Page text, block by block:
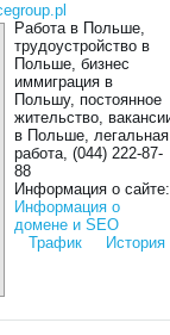
Работа в Польше,
трудоустройство в
Польше, бизнес
иммиграция в
Польшу, постоянное
жительство,
в Польше, легальная
работа, (044) 222-87-
88
Информация о сайте:
Информация о
домене и SEO
Трафик
История